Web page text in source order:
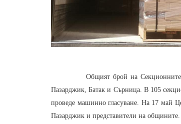
Общият брой на
Пазарджик, Батак и Сърница. В 105
проведе машинно гласуване. На 17 май
Пазарджик и представители на общините.